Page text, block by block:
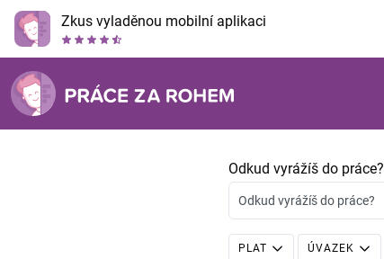
Zkus vyladěnou mobilní aplikaci
Odkud vyrážíš do práce?
Odkud vyrážíš do práce?
PLAT ÚVAZEK